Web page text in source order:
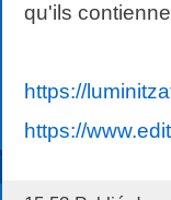
qu'ils
https://
https://